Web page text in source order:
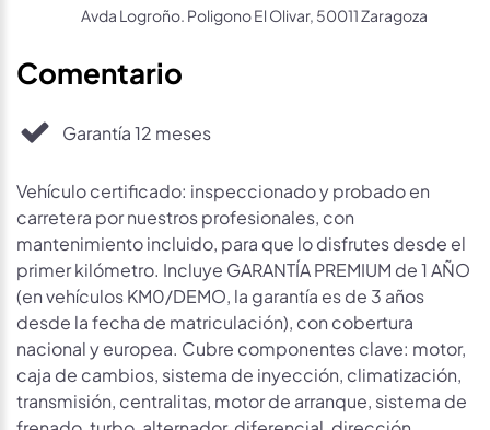
Avda Logroño. Poligono El Olivar, 50011 Zaragoza
Comentario
Garantía 12 meses
Vehículo certificado: inspeccionado y probado en
carretera por nuestros profesionales, con
mantenimiento incluido, para que lo disfrutes desde el
primer kilómetro. Incluye GARANTÍA PREMIUM de 1 AÑO
(en vehículos KM0/DEMO, la garantía es de 3 años
desde la fecha de matriculación), con cobertura
nacional y europea. Cubre componentes clave: motor,
caja de cambios, sistema de inyección, climatización,
transmisión, centralitas, motor de arranque, sistema de